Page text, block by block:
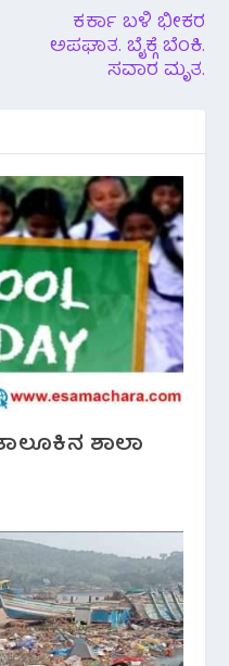
ಕರ್ಕಾ ಬಳಿ ಭೀಕರ
ಅಪಘಾತ. ಬೈಕ್ಗೆ ಬೆಂಕಿ.
ಸವಾರ ಮೃತ.
ಶಾಲಾ